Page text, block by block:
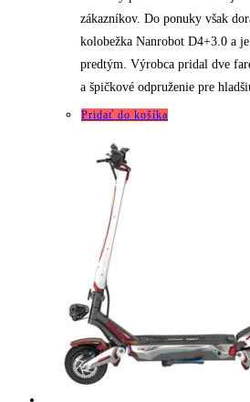
zákazníkov. Do ponuky však
kolobežka Nanrobot D4+3.0 a
predtým. Výrobca pridal dve
a špičkové odpruženie pre
Pridať do košíka